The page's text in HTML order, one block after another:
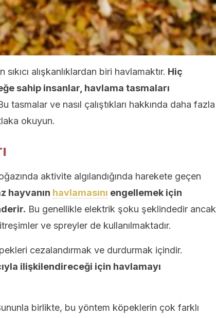
alışkanlıklardan biri havlamaktır. Hiç
sahip insanlar, havlama tasmaları
tasmalar ve nasıl çalıştıkları hakkında daha fazla
okuyun.
aktivite algılandığında harekete geçen
hayvanın havlamasını engellemek için
Bu genellikle elektrik şoku şeklindedir ancak
ve spreyler de kullanılmaktadır.
cezalandırmak ve durdurmak içindir.
ilişkilendireceği için havlamayı
birlikte, bu yöntem köpeklerin çok farklı